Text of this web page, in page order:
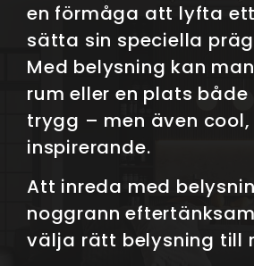
en förmåga att lyfta
sätta sin speciella
Med belysning kan
rum eller en plats
trygg – men även
inspirerande.
Att inreda med
noggrann
välja rätt belysning till